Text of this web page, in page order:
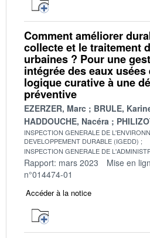
Comment améliorer
collecte et le traitement
urbaines ? Pour une
intégrée des eaux usées
logique curative à une
préventive
EZERZER, Marc
BRULE,
HADDOUCHE, Nacéra
INSPECTION GENERALE DE
DEVELOPPEMENT DURABLE (IGEDD)
INSPECTION GENERALE DE
Rapport: mars 2023 Mise en
n°014474-01
Accéder à la notice